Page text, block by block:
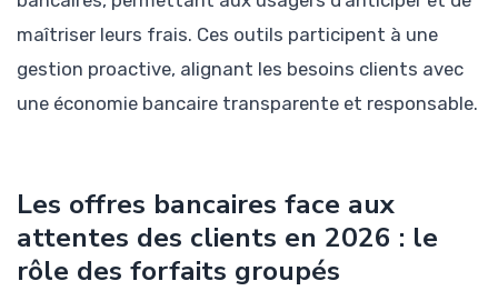
maîtriser leurs frais. Ces outils participent à une
gestion proactive, alignant les besoins clients avec
une économie bancaire transparente et responsable.
Les offres bancaires face aux
attentes des clients en 2026 : le
rôle des forfaits groupés